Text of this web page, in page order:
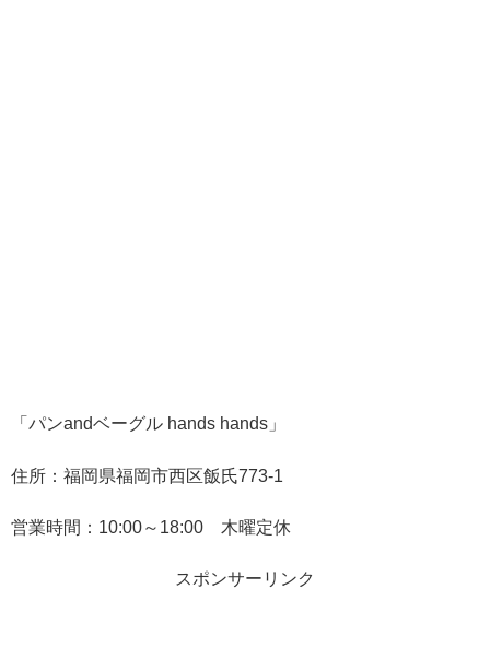
「パンandベーグル hands hands」
住所：福岡県福岡市西区飯氏773-1
営業時間：10:00～18:00 木曜定休
スポンサーリンク